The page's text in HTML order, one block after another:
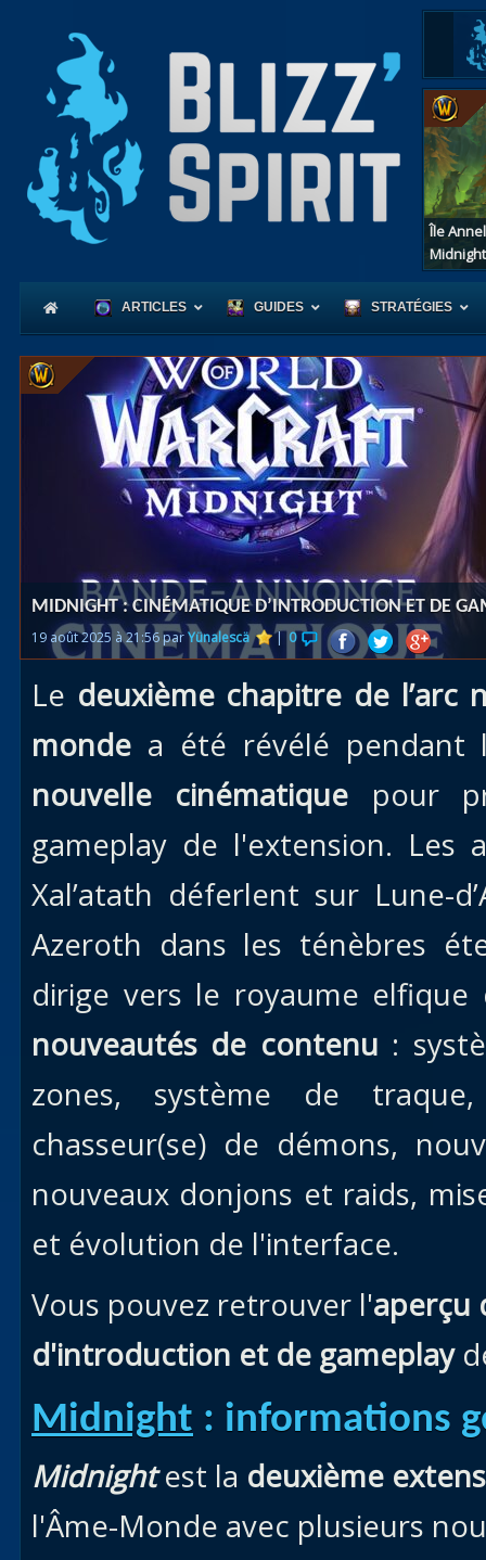
Île
Midnight
ARTICLES GUIDES
Coeur
Races
alliées
des îles
Uldum
Val
STRATÉGIES
MIDNIGHT : CINÉMATIQUE D’INTRODUCTION ET DE
19 août 2025 à 21:56 parYünalescä | 0
Le deuxième chapitre de l’arc
monde a été révélé pendant
nouvelle cinématique pour
gameplay de l'extension. Les
Xal’atath déferlent sur Lune-
Azeroth dans les ténèbres
dirige vers le royaume
nouveautés de contenu :
zones, système de
chasseur(se) de démons,
nouveaux donjons et raids,
et évolution de l'interface.
Vous pouvez retrouver l'aperçu
d'introduction et de gameplay
Midnight : informations
Midnightest la deuxième
l'Âme-Monde avec plusieurs